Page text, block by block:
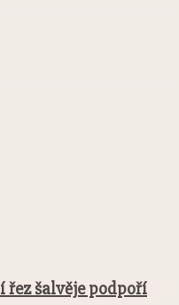
řez šalvěje podpoří